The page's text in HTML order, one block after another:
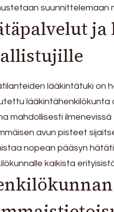
suunnittelemaan
lääkintätuki on
lääkintähenkilökunta
mahdollisesti
avun pisteet
nopean pääsyn
kaikista